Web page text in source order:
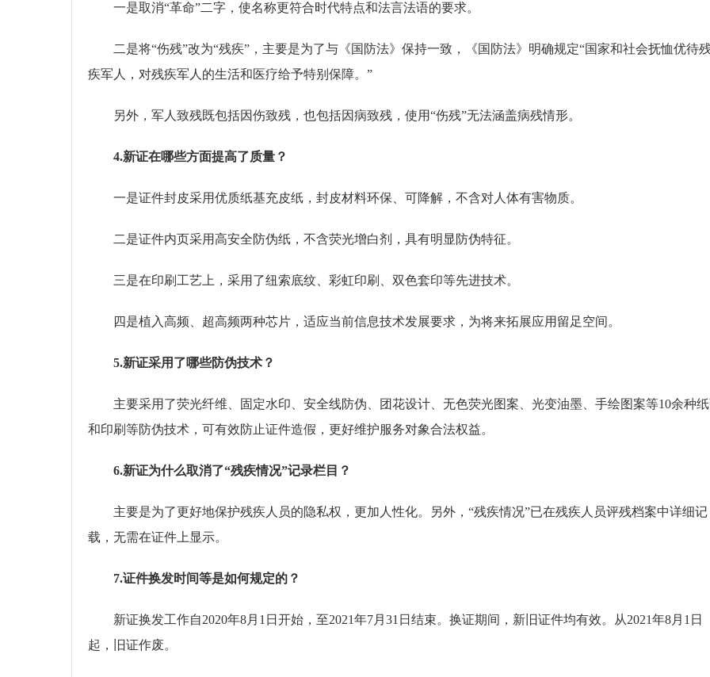
一是取消“革命”二字，使名称更符合时代特点和法言法语的要求。
二是将“伤残”改为“残疾”，主要是为了与《国防法》保持一致，《国防法》明确规定“国家和社会抚恤优待
疾军人，对残疾军人的生活和医疗给予特别保障。”
另外，军人致残既包括因伤致残，也包括因病致残，使用“伤残”无法涵盖病残情形。
4.新证在哪些方面提高了质量？
一是证件封皮采用优质纸基充皮纸，封皮材料环保、可降解，不含对人体有害物质。
二是证件内页采用高安全防伪纸，不含荧光增白剂，具有明显防伪特征。
三是在印刷工艺上，采用了纽索底纹、彩虹印刷、双色套印等先进技术。
四是植入高频、超高频两种芯片，适应当前信息技术发展要求，为将来拓展应用留足空间。
5.新证采用了哪些防伪技术？
主要采用了荧光纤维、固定水印、安全线防伪、团花设计、无色荧光图案、光变油墨、手绘图案等10余种
和印刷等防伪技术，可有效防止证件造假，更好维护服务对象合法权益。
6.新证为什么取消了“残疾情况”记录栏目？
主要是为了更好地保护残疾人员的隐私权，更加人性化。另外，“残疾情况”已在残疾人员评残档案中详细记
载，无需在证件上显示。
7.证件换发时间等是如何规定的？
新证换发工作自2020年8月1日开始，至2021年7月31日结束。换证期间，新旧证件均有效。从2021年8月1日
起，旧证作废。